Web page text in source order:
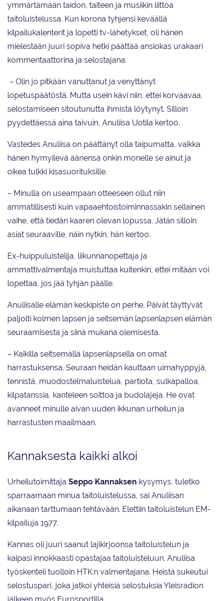
ymmärtämään taidon, taiteen ja musiikin liittoa
taitoluistelussa. Kun korona tyhjensi keväällä
kilpailukalenterit ja lopetti tv-lähetykset, oli hänen
mielestään juuri sopiva hetki päättää ansiokas urakaari
kommentaattorina ja selostajana.
– Olin jo pitkään vanuttanut ja venyttänyt
lopetuspäätöstä. Mutta usein kävi niin, ettei korvaavaa,
selostamiseen sitoutunutta ihmistä löytynyt. Silloin
pyydettäessä aina taivuin, Anuliisa Uotila kertoo.
Vastedes Anuliisa on päättänyt olla taipumatta, vaikka
hänen hymyilevä äänensä onkin monelle se ainut ja
oikea tulkki kisasuorituksille.
– Minulla on useampaan otteeseen ollut niin
ammatillisesti kuin vapaaehtoistoiminnassakin sellainen
vaihe, että tiedän kaaren olevan lopussa. Jätän silloin
asiat seuraaville, näin nytkin, hän kertoo.
Ex-huippuluistelija, liikunnanopettaja ja
ammattivalmentaja muistuttaa kuitenkin, ettei mitään voi
lopettaa, jos jää tyhjän päälle.
Anuliisalle elämän keskipiste on perhe. Päivät täyttyvät
paljolti kolmen lapsen ja seitsemän lapsenlapsen elämän
seuraamisesta ja siinä mukana olemisesta.
– Kaikilla seitsemällä lapsenlapsella on omat
harrastuksensa. Seuraan heidän kauttaan uimahyppyjä,
tennistä, muodostelmaluistelua, partiota, sulkapalloa,
kilpatanssia, kanteleen soittoa ja budolajeja. He ovat
avanneet minulle aivan uuden ikkunan urheilun ja
harrastusten maailmaan.
Kannaksesta kaikki alkoi
Urheilutoimittaja Seppo Kannaksen kysymys, tuletko
sparraamaan minua taitoluistelussa, sai Anuliisan
aikanaan tarttumaan tehtävään. Elettiin taitoluistelun EM-
kilpailuja 1977.
Kannas oli juuri saanut lajikirjoonsa taitoluistelun ja
kaipasi innokkaasti opastajaa taitoluisteluun. Anuliisa
työskenteli tuolloin HTK:n valmentajana. Heistä sukeutui
selostuspari, joka jatkoi yhteisiä selostuksia Yleisradion